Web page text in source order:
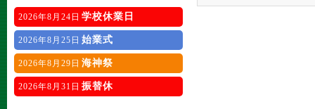
2026年8月24日 学校休業日
2026年8月25日 始業式
2026年8月29日 海神祭
2026年8月31日 振替休